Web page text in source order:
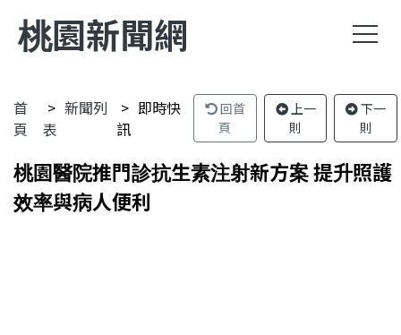
桃園新聞網
首
頁
新聞列
表
即時快
訊
回首
頁
上一
則
下一
則
桃園醫院推門診抗生素注射新方案 提升照護
效率與病人便利